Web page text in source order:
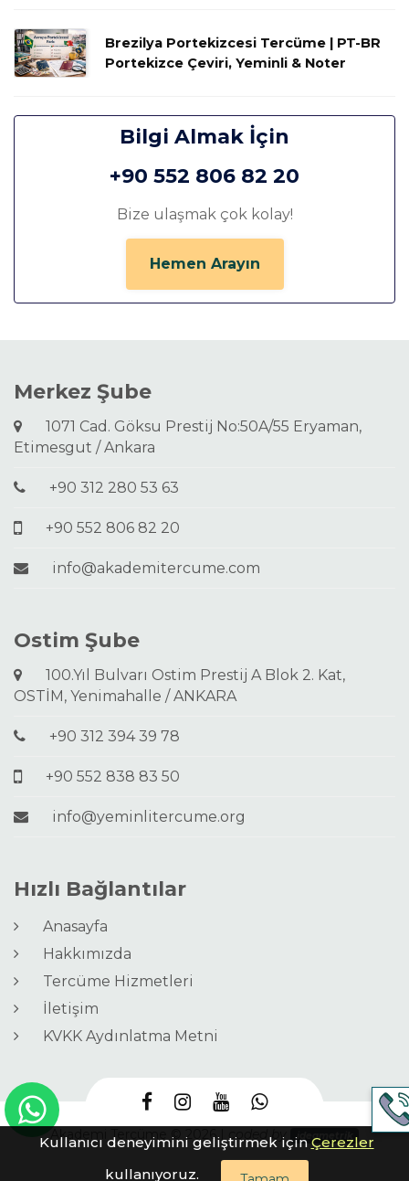
Brezilya Portekizcesi Tercüme | PT-BR
Portekizce Çeviri, Yeminli & Noter
Bilgi Almak İçin
+90 552 806 82 20
Bize ulaşmak çok kolay!
Hemen Arayın
Merkez Şube
1071 Cad. Göksu Prestij No:50A/55 Eryaman,
Etimesgut / Ankara
+90 312 280 53 63
+90 552 806 82 20
info@akademitercume.com
Ostim Şube
100.Yıl Bulvarı Ostim Prestij A Blok 2. Kat,
OSTİM, Yenimahalle / ANKARA
+90 312 394 39 78
+90 552 838 83 50
info@yeminlitercume.org
Hızlı Bağlantılar
Anasayfa
Hakkımızda
Tercüme Hizmetleri
İletişim
KVKK Aydınlatma Metni
Akademi Tercüme © 2026 | coded by ideametrik
Kullanıcı deneyimini geliştirmek için Çerezler
kullanıyoruz.